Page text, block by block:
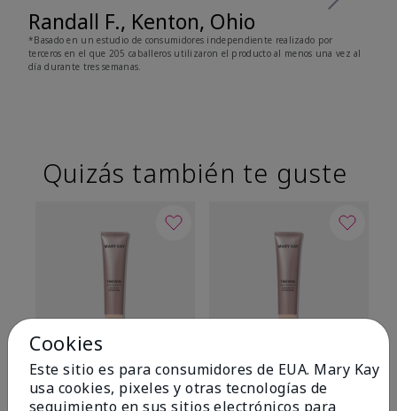
Randall F., Kenton, Ohio
*Basado en un estudio de consumidores independiente realizado por
terceros en el que 205 caballeros utilizaron el producto al menos una vez al
día durante tres semanas.
Quizás también te guste
TimeWise® Matte 3D
Foundation
TimeWise® Luminous 3D
Foundation
Cookies
Este sitio es para consumidores de EUA. Mary Kay
usa cookies, pixeles y otras tecnologías de
seguimiento en sus sitios electrónicos para